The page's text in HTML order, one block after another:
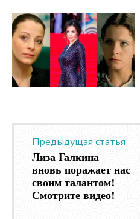
Предыдущая статья
Лиза Галкина
вновь поражает нас
своим талантом!
Смотрите видео!